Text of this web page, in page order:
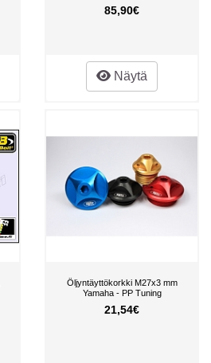
85,90€
Näytä
Öljyntäyttökorkki M27x3 mm
Yamaha - PP Tuning
21,54€